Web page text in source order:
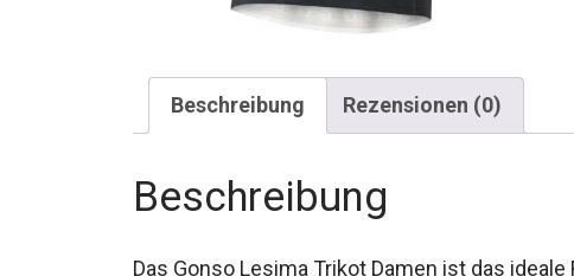
Beschreibung Rezensionen (0)
Beschreibung
Das Gonso Lesima Trikot Damen ist das